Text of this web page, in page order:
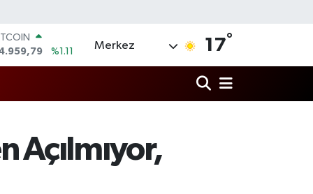
%0.18
%0.03
%-14
Merkez 17°
Açılmıyor,